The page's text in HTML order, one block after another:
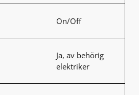
On/Off
Ja, av behörig
elektriker